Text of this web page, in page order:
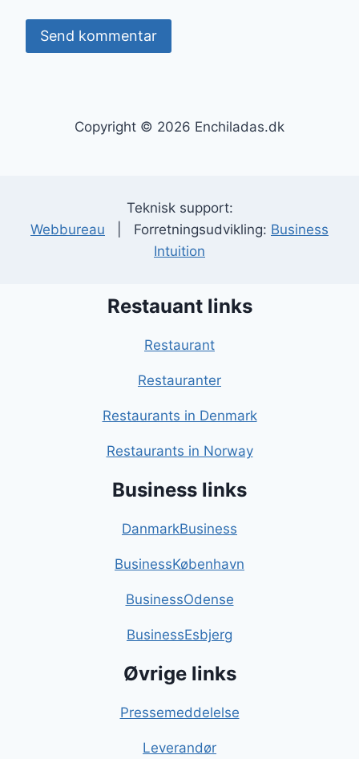
Copyright © 2026 Enchiladas.dk
Teknisk support:
Webbureau | Forretningsudvikling: Business
Intuition
Restauant links
Restaurant
Restauranter
Restaurants in Denmark
Restaurants in Norway
Business links
DanmarkBusiness
BusinessKøbenhavn
BusinessOdense
BusinessEsbjerg
Øvrige links
Pressemeddelelse
Leverandør